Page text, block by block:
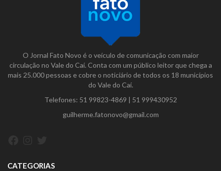
O Jornal Fato Novo é o veículo de comunicação com maior
circulação no Vale do Caí. Conta com um público leitor que chega a
mais 25.000 pessoas e cobre o noticiário de todos os 18 municípios
do Vale do Caí.
Telefones: 51 99823-4869 | 51 999430952
guilherme.fatonovo@gmail.com
CATEGORIAS